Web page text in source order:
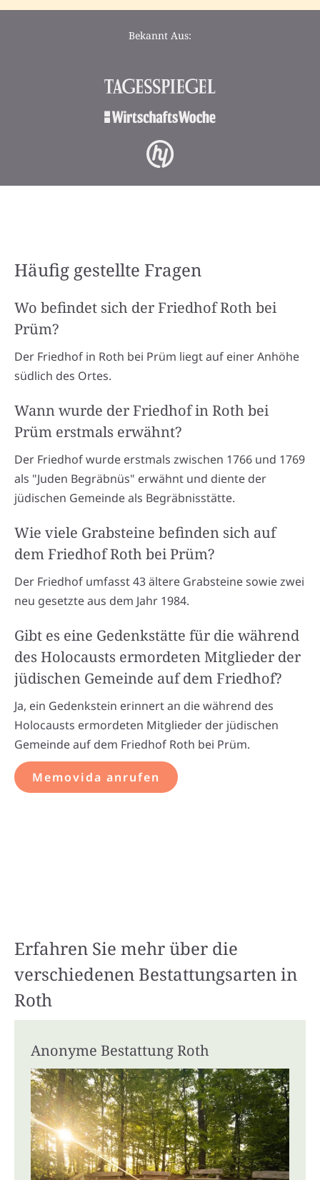
Bekannt Aus:
Häufig gestellte Fragen
Wo befindet sich der Friedhof Roth bei
Prüm?
Der Friedhof in Roth bei Prüm liegt auf einer Anhöhe
südlich des Ortes.
Wann wurde der Friedhof in Roth bei
Prüm erstmals erwähnt?
Der Friedhof wurde erstmals zwischen 1766 und 1769
als "Juden Begräbnüs" erwähnt und diente der
jüdischen Gemeinde als Begräbnisstätte.
Wie viele Grabsteine befinden sich auf
dem Friedhof Roth bei Prüm?
Der Friedhof umfasst 43 ältere Grabsteine sowie zwei
neu gesetzte aus dem Jahr 1984.
Gibt es eine Gedenkstätte für die während
des Holocausts ermordeten Mitglieder der
jüdischen Gemeinde auf dem Friedhof?
Ja, ein Gedenkstein erinnert an die während des
Holocausts ermordeten Mitglieder der jüdischen
Gemeinde auf dem Friedhof Roth bei Prüm.
Memovida anrufen
Erfahren Sie mehr über die
verschiedenen Bestattungsarten in
Roth
Anonyme Bestattung Roth